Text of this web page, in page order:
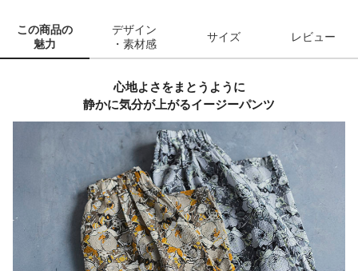
この商品の
魅力
デザイン
・素材感
サイズ レビュー
心地よさをまとうように
静かに気分が上がるイージーパンツ